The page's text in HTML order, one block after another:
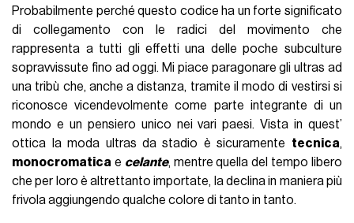
Probabilmente perché questo codice ha un forte significato
di collegamento con le radici del movimento che
rappresenta a tutti gli effetti una delle poche subculture
sopravvissute fino ad oggi. Mi piace paragonare gli ultras ad
una tribù che, anche a distanza, tramite il modo di vestirsi si
riconosce vicendevolmente come parte integrante di un
mondo e un pensiero unico nei vari paesi. Vista in quest’
ottica la moda ultras da stadio è sicuramente tecnica,
monocromatica e celante, mentre quella del tempo libero
che per loro è altrettanto importate, la declina in maniera più
frivola aggiungendo qualche colore di tanto in tanto.